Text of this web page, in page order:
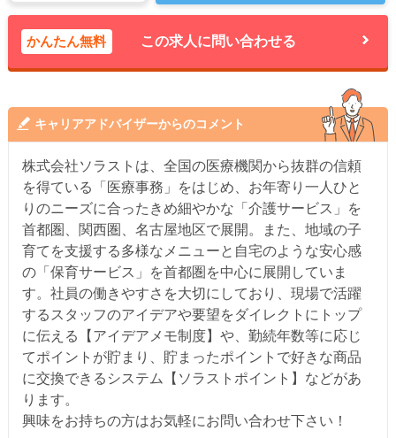
かんたん無料 この求人に問い合わせる
キャリアアドバイザーからのコメント
株式会社ソラストは、全国の医療機関から抜群の信頼
を得ている「医療事務」をはじめ、お年寄り一人ひと
りのニーズに合ったきめ細やかな「介護サービス」を
首都圏、関西圏、名古屋地区で展開。また、地域の子
育てを支援する多様なメニューと自宅のような安心感
の「保育サービス」を首都圏を中心に展開していま
す。社員の働きやすさを大切にしており、現場で活躍
するスタッフのアイデアや要望をダイレクトにトップ
に伝える【アイデアメモ制度】や、勤続年数等に応じ
てポイントが貯まり、貯まったポイントで好きな商品
に交換できるシステム【ソラストポイント】などがあ
ります。
興味をお持ちの方はお気軽にお問い合わせ下さい！